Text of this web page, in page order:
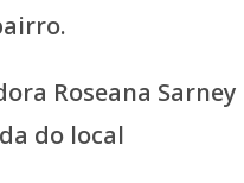
Roseana
do local